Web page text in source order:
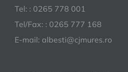
Tel: : 0265 778 001
Tel/Fax: : 0265 777 168
E-mail: albesti@cjmures.ro